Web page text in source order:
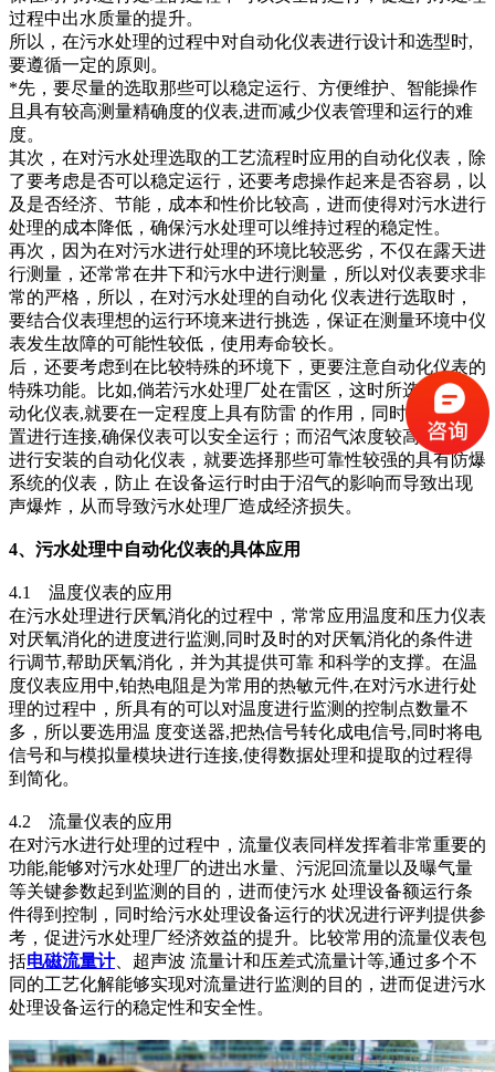
过程中出水质量的提升。
所以，在污水处理的过程中对自动化仪表进行设计和选型时,
要遵循一定的原则。
*先，要尽量的选取那些可以稳定运行、方便维护、智能操作
且具有较高测量精确度的仪表,进而减少仪表管理和运行的难
度。
其次，在对污水处理选取的工艺流程时应用的自动化仪表，除
了要考虑是否可以稳定运行，还要考虑操作起来是否容易，以
及是否经济、节能，成本和性价比较高，进而使得对污水进行
处理的成本降低，确保污水处理可以维持过程的稳定性。
再次，因为在对污水进行处理的环境比较恶劣，不仅在露天进
行测量，还常常在井下和污水中进行测量，所以对仪表要求非
常的严格，所以，在对污水处理的自动化 仪表进行选取时，
要结合仪表理想的运行环境来进行挑选，保证在测量环境中仪
表发生故障的可能性较低，使用寿命较长。
后，还要考虑到在比较特殊的环境下，更要注意自动化仪表的
特殊功能。比如,倘若污水处理厂处在雷区，这时所选用的自
动化仪表,就要在一定程度上具有防雷 的作用，同时与接地装
置进行连接,确保仪表可以安全运行；而沼气浓度较高的泥区
进行安装的自动化仪表，就要选择那些可靠性较强的具有防爆
系统的仪表，防止 在设备运行时由于沼气的影响而导致出现
声爆炸，从而导致污水处理厂造成经济损失。
4、污水处理中自动化仪表的具体应用
4.1 温度仪表的应用
在污水处理进行厌氧消化的过程中，常常应用温度和压力仪表
对厌氧消化的进度进行监测,同时及时的对厌氧消化的条件进
行调节,帮助厌氧消化，并为其提供可靠 和科学的支撑。在温
度仪表应用中,铂热电阻是为常用的热敏元件,在对污水进行处
理的过程中，所具有的可以对温度进行监测的控制点数量不
多，所以要选用温 度变送器,把热信号转化成电信号,同时将电
信号和与模拟量模块进行连接,使得数据处理和提取的过程得
到简化。
4.2 流量仪表的应用
在对污水进行处理的过程中，流量仪表同样发挥着非常重要的
功能,能够对污水处理厂的进出水量、污泥回流量以及曝气量
等关键参数起到监测的目的，进而使污水 处理设备额运行条
件得到控制，同时给污水处理设备运行的状况进行评判提供参
考，促进污水处理厂经济效益的提升。比较常用的流量仪表包
括电磁流量计、超声波 流量计和压差式流量计等,通过多个不
同的工艺化解能够实现对流量进行监测的目的，进而促进污水
处理设备运行的稳定性和安全性。